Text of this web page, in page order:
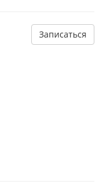
Записаться